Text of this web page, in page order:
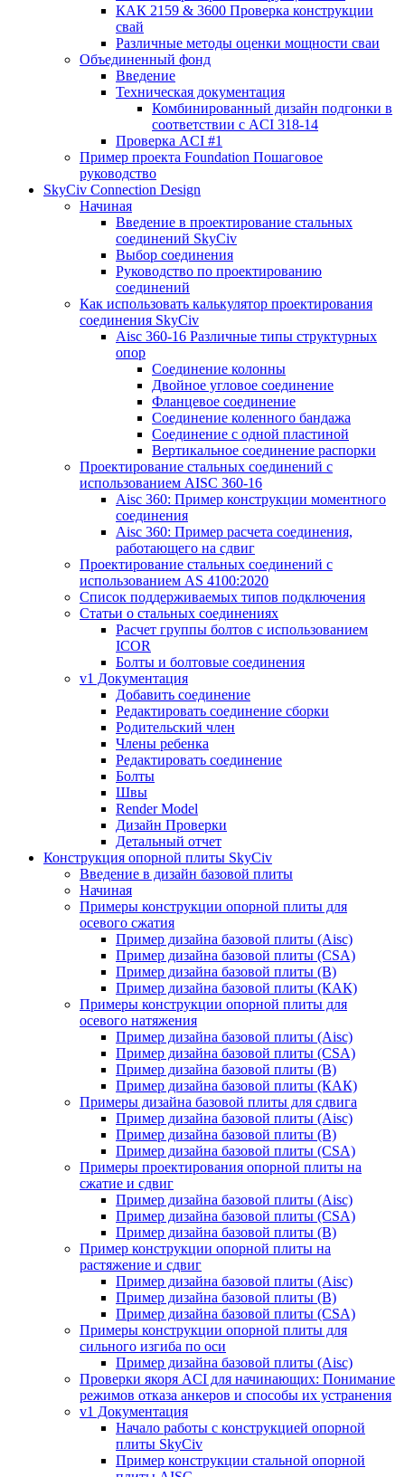
КАК 2159 & 3600 Проверка конструкции
свай
Различные методы оценки мощности сваи
Объединенный фонд
Введение
Техническая документация
Комбинированный дизайн подгонки в
соответствии с ACI 318-14
Проверка ACI #1
Пример проекта Foundation Пошаговое
руководство
SkyCiv Connection Design
Начиная
Введение в проектирование стальных
соединений SkyCiv
Выбор соединения
Руководство по проектированию
соединений
Как использовать калькулятор проектирования
соединения SkyCiv
Aisc 360-16 Различные типы структурных
опор
Соединение колонны
Двойное угловое соединение
Фланцевое соединение
Соединение коленного бандажа
Соединение с одной пластиной
Вертикальное соединение распорки
Проектирование стальных соединений с
использованием AISC 360-16
Aisc 360: Пример конструкции моментного
соединения
Aisc 360: Пример расчета соединения,
работающего на сдвиг
Проектирование стальных соединений с
использованием AS 4100:2020
Список поддерживаемых типов подключения
Статьи о стальных соединениях
Расчет группы болтов с использованием
ICOR
Болты и болтовые соединения
v1 Документация
Добавить соединение
Редактировать соединение сборки
Родительский член
Члены ребенка
Редактировать соединение
Болты
Швы
Render Model
Дизайн Проверки
Детальный отчет
Конструкция опорной плиты SkyCiv
Введение в дизайн базовой плиты
Начиная
Примеры конструкции опорной плиты для
осевого сжатия
Пример дизайна базовой плиты (Aisc)
Пример дизайна базовой плиты (CSA)
Пример дизайна базовой плиты (В)
Пример дизайна базовой плиты (КАК)
Примеры конструкции опорной плиты для
осевого натяжения
Пример дизайна базовой плиты (Aisc)
Пример дизайна базовой плиты (CSA)
Пример дизайна базовой плиты (В)
Пример дизайна базовой плиты (КАК)
Примеры дизайна базовой плиты для сдвига
Пример дизайна базовой плиты (Aisc)
Пример дизайна базовой плиты (В)
Пример дизайна базовой плиты (CSA)
Примеры проектирования опорной плиты на
сжатие и сдвиг
Пример дизайна базовой плиты (Aisc)
Пример дизайна базовой плиты (CSA)
Пример дизайна базовой плиты (В)
Пример конструкции опорной плиты на
растяжение и сдвиг
Пример дизайна базовой плиты (Aisc)
Пример дизайна базовой плиты (В)
Пример дизайна базовой плиты (CSA)
Примеры конструкции опорной плиты для
сильного изгиба по оси
Пример дизайна базовой плиты (Aisc)
Проверки якоря ACI для начинающих: Понимание
режимов отказа анкеров и способы их устранения
v1 Документация
Начало работы с конструкцией опорной
плиты SkyCiv
Пример конструкции стальной опорной